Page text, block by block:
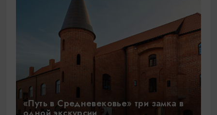
«Путь в Средневековье» три замка в